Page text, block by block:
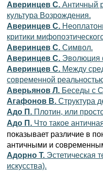
Аверинцев С. Античный
культура Возрождения.
Аверинцев С.
критики
Аверинцев С. Символ.
Аверинцев С. Эволюция
Аверинцев С. Между
современной
Аверьянов Л. Беседы с
Агафонов В. Структура
Адо П. Плотин, или
Адо П. Что такое
показывает различие в
античными и
Адорно Т. Эстетическая
искусства).